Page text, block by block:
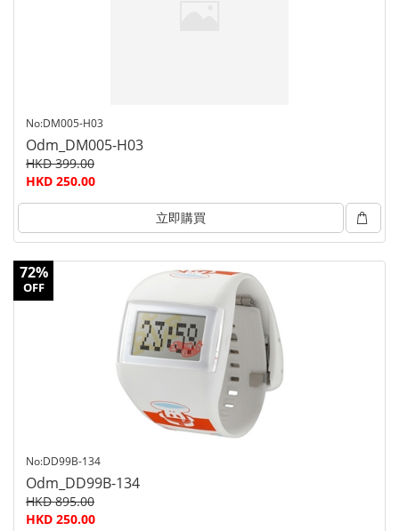
No:DM005-H03
Odm_DM005-H03
HKD 399.00
HKD 250.00
立即購買
72%
OFF
No:DD99B-134
Odm_DD99B-134
HKD 895.00
HKD 250.00